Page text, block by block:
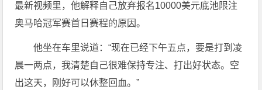
最新视频里，他解释自己放弃报名10000美元底池限注
奥马哈冠军赛首日赛程的原因。
他坐在车里说道：“现在已经下午五点，要是打到凌
晨一两点，我清楚自己很难保持专注、打出好状态。空
出这天，刚好可以休整回血。”